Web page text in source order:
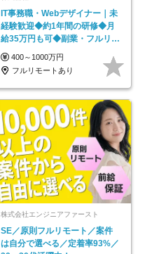
IT事務職・Webデザイナー｜未
経験歓迎◆約1年間の研修◆月
給35万円も可◆副業・フルリモ
ート可◆年休126日
400～1000万円
フルリモートあり
株式会社エンジニアファースト
SE／原則フルリモート／案件
は自分で選べる／定着率93%／